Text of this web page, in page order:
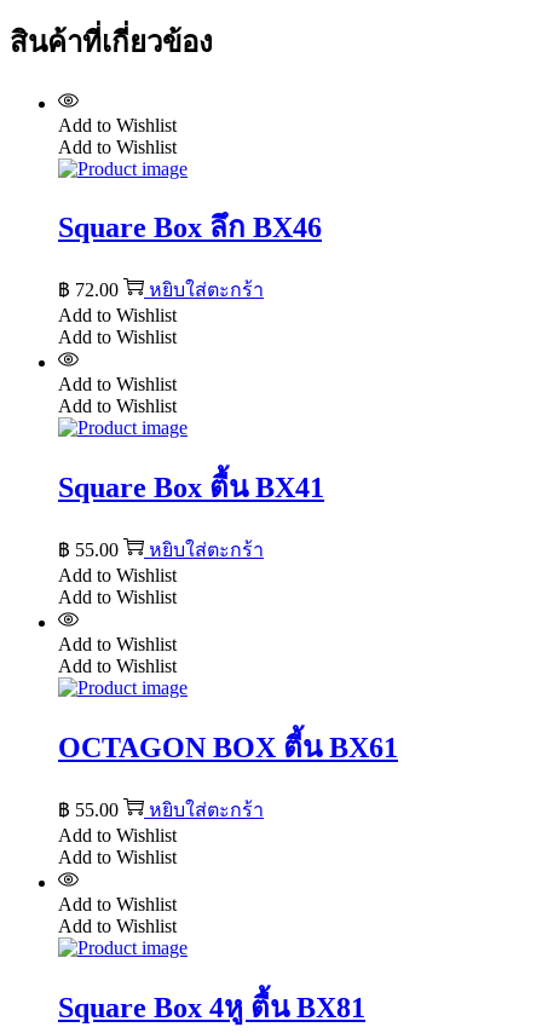
สินค้าที่เกี่ยวข้อง
Add to Wishlist
Add to Wishlist
Square Box ลึก BX46
฿ 72.00
หยิบใส่ตะกร้า
Add to Wishlist
Add to Wishlist
Add to Wishlist
Add to Wishlist
Square Box ตื้น BX41
฿ 55.00
หยิบใส่ตะกร้า
Add to Wishlist
Add to Wishlist
Add to Wishlist
Add to Wishlist
OCTAGON BOX ตี้น BX61
฿ 55.00
หยิบใส่ตะกร้า
Add to Wishlist
Add to Wishlist
Add to Wishlist
Add to Wishlist
Square Box 4หู ตื้น BX81